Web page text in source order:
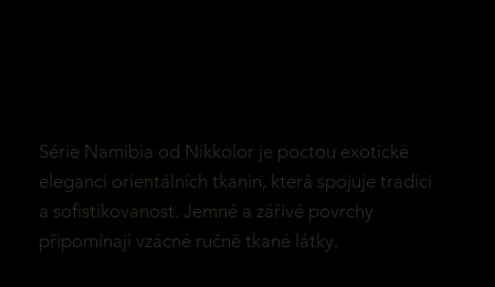
Série Namibia od Nikkolor je poctou exotické
eleganci orientálních tkanin, která spojuje tradici
a sofistikovanost. Jemné a zářivé povrchy
připomínají vzácné ručně tkané látky.